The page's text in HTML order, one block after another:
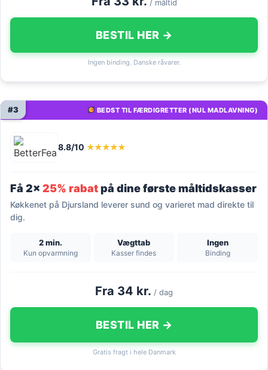
/ måltid
BESTIL HER →
Ingen binding. Danske råvarer.
BEDST TIL FÆRDIGRETTER (NUL MADLAVNING)
#3
8.8/10 ★★★★★
Få 2x 25% rabatpå dine første måltidskasser
Køkkenet på Djursland leverer sund og varieret mad direkte til
dig.
2 min.
Kun opvarmning
Vægttab
Kasser findes
Ingen
Binding
Fra 34 kr. / dag
BESTIL HER →
Gratis fragt i hele Danmark